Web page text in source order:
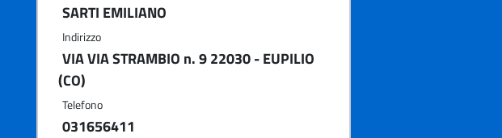
SARTI EMILIANO
Indirizzo
VIA VIA STRAMBIO n. 9 22030 - EUPILIO
(CO)
Telefono
031656411